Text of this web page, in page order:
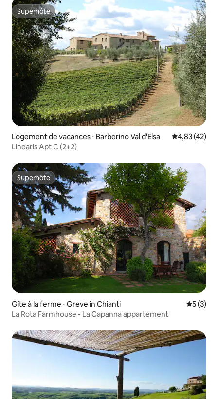
Superhôte
Superhôte
Logement de vacances ⋅ Barberino Val d'Elsa Évaluation
4,83 (42)
Linearis Apt C (2+2)
Superhôte
Superhôte
Gîte à la ferme ⋅ Greve in Chianti
5 (3)
La Rota Farmhouse - La Capanna appartement